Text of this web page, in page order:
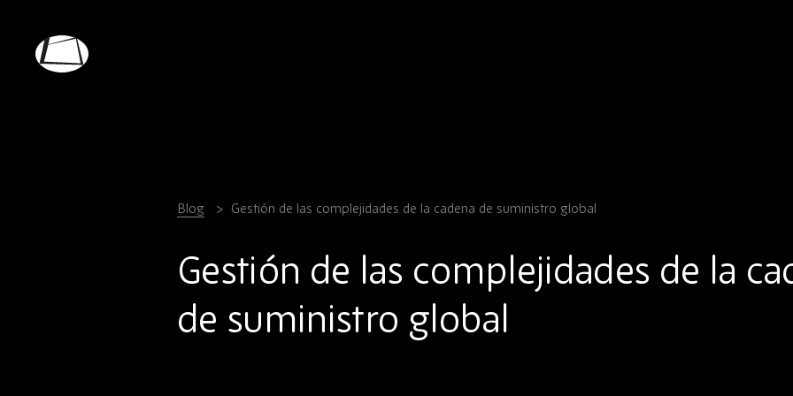
main
Blog Gestión de las complejidades de la cadena de suministro global
Gestión de las complejidades de la
de suministro global